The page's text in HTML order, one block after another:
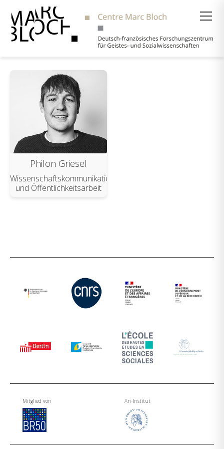
Philon Griesel
Wissenschaftskommunikation
und Öffentlichkeitsarbeit
Mitglied von An-Institut